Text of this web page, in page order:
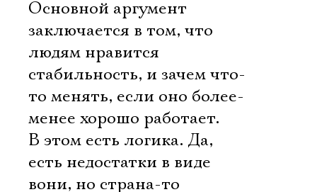
Основной аргумент
заключается в том, что
людям нравится
стабильность, и зачем что-
то менять, если оно более-
менее хорошо работает.
В этом есть логика. Да,
есть недостатки в виде
вони, но страна-то